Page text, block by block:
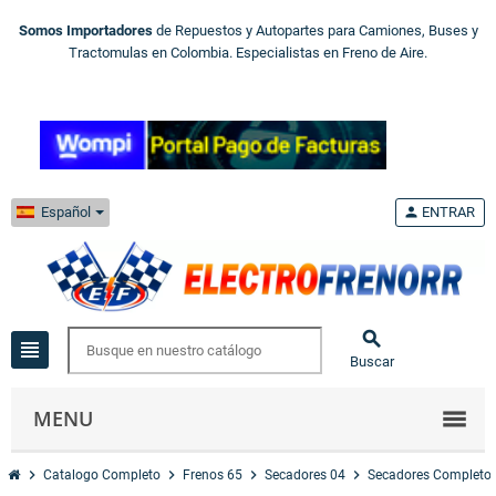
Somos Importadores de Repuestos y Autopartes para Camiones, Buses y
Tractomulas en Colombia. Especialistas en Freno de Aire.
Español
view_headline 
Buscar
person ENTRAR
MENU
chevron_right Catalogo Completo chevron_right Frenos 65 chevron_right Secadores 04 chevron_right Secadores